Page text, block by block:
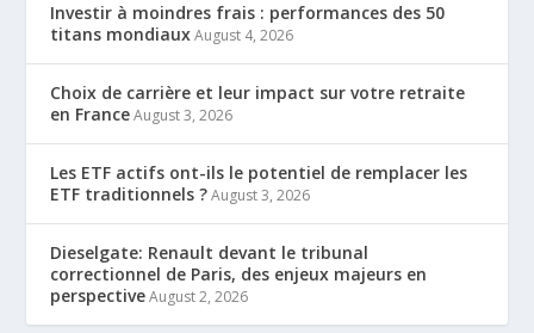
Investir à moindres frais : performances des 50
titans mondiaux August 4, 2026
Choix de carrière et leur impact sur votre retraite
en France August 3, 2026
Les ETF actifs ont-ils le potentiel de remplacer les
ETF traditionnels ? August 3, 2026
Dieselgate: Renault devant le tribunal
correctionnel de Paris, des enjeux majeurs en
perspective August 2, 2026